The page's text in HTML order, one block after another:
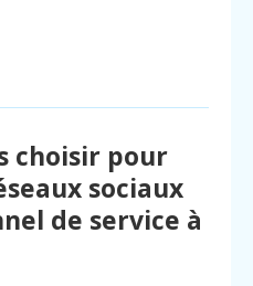
choisir pour
sociaux
de service à